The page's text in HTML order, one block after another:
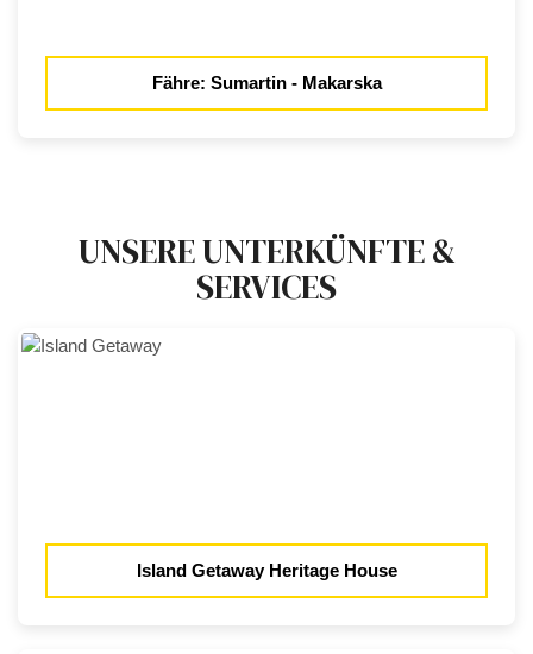
Fähre: Sumartin - Makarska
UNSERE UNTERKÜNFTE &
SERVICES
Island Getaway Heritage House